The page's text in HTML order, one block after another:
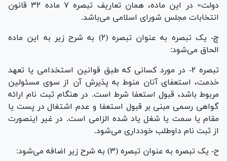
دولت» در این ماده، همان تعاریف تبصره ۷ ماده ۳۲ قانون
انتخابات مجلس شورای اسلامی می‌باشد.
چ- یک تبصره به عنوان تبصره (۲) به شرح زیر به این ماده
الحاق می‌شود:
تبصره ۲- در مورد کسانی که طبق قوانین استخدامی یا تعهد
خدمت، استعفای آنان منوط به پذیرش آن از سوی مسئولین
مربوط باشد، قبول استعفا شرط است. در هنگام ثبت نام ارائه
گواهی رسمی مبنی بر قبول استعفا و عدم اشتغال در پست یا
مقام یا سمت یا شغل یاد شده الزامی است. در غیر اینصورت
از ثبت نام داوطلب خودداری می‌شود.
ح- یک تبصره به عنوان تبصره (۳) به شرح زیر اضافه می‌شود: